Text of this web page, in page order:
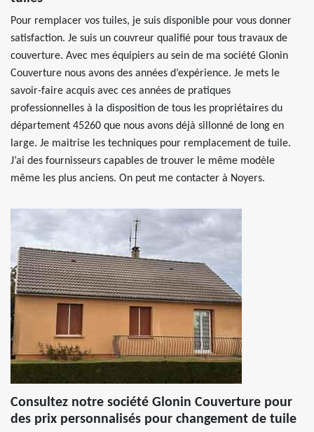
Pour remplacer vos tuiles, je suis disponible pour vous donner
satisfaction. Je suis un couvreur qualifié pour tous travaux de
couverture. Avec mes équipiers au sein de ma société Glonin
Couverture nous avons des années d’expérience. Je mets le
savoir-faire acquis avec ces années de pratiques
professionnelles à la disposition de tous les propriétaires du
département 45260 que nous avons déjà sillonné de long en
large. Je maitrise les techniques pour remplacement de tuile.
J’ai des fournisseurs capables de trouver le même modèle
même les plus anciens. On peut me contacter à Noyers.
Consultez notre société Glonin Couverture pour
des prix personnalisés pour changement de tuile